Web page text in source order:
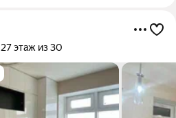
27 этаж из 30